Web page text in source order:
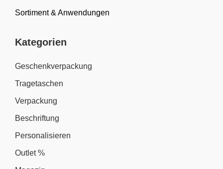
Sortiment & Anwendungen
Kategorien
Geschenkverpackung
Tragetaschen
Verpackung
Beschriftung
Personalisieren
Outlet %